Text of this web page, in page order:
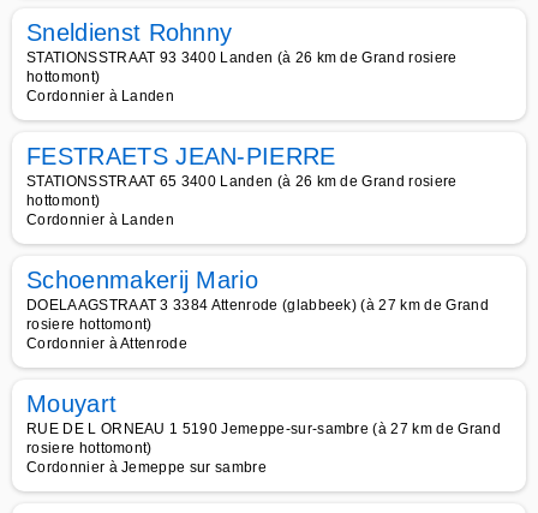
Sneldienst Rohnny
STATIONSSTRAAT 93 3400 Landen (à 26 km de Grand rosiere
hottomont)
Cordonnier à Landen
FESTRAETS JEAN-PIERRE
STATIONSSTRAAT 65 3400 Landen (à 26 km de Grand rosiere
hottomont)
Cordonnier à Landen
Schoenmakerij Mario
DOELAAGSTRAAT 3 3384 Attenrode (glabbeek) (à 27 km de Grand
rosiere hottomont)
Cordonnier à Attenrode
Mouyart
RUE DE L ORNEAU 1 5190 Jemeppe-sur-sambre (à 27 km de Grand
rosiere hottomont)
Cordonnier à Jemeppe sur sambre